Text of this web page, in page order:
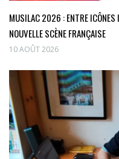
MUSILAC 2026 : ENTRE ICÔNES
NOUVELLE SCÈNE FRANÇAISE
10 AOÛT 2026